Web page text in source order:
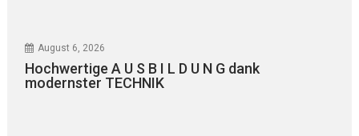
August 6, 2026
Hochwertige A U S B I L D U N G dank
modernster TECHNIK